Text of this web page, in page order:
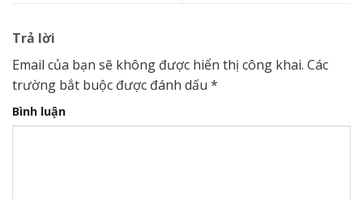
Trả lời
Email của bạn sẽ không được hiển thị công khai. Các
trường bắt buộc được đánh dấu *
Bình luận